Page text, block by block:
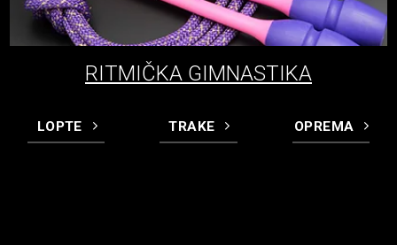
RITMIČKA GIMNASTIKA
LOPTE TRAKE OPREMA